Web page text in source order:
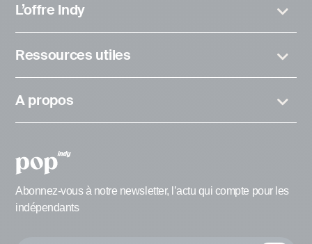
L’offre Indy
Ressources utiles
A propos
Abonnez-vous à notre newsletter, l’actu qui compte pour les
indépendants